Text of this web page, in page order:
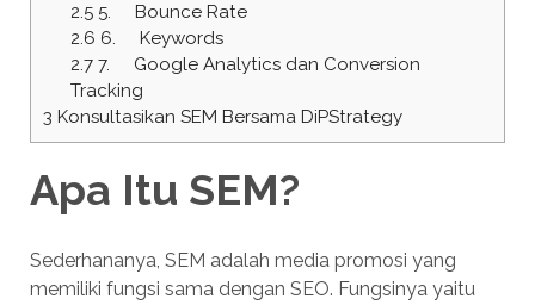
2.55. Bounce Rate
2.6 6. Keywords
2.77. Google Analytics dan Conversion
Tracking
3 Konsultasikan SEM Bersama DiPStrategy
Apa Itu SEM?
Sederhananya, SEM adalah media promosi yang
memiliki fungsi sama dengan SEO. Fungsinya yaitu